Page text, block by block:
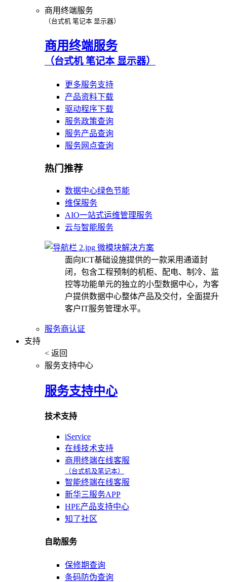
商用终端服务
（台式机 笔记本 显示器）
商用终端服务
（台式机 笔记本 显示器）
更多服务支持
产品资料下载
驱动程序下载
服务政策查询
服务产品查询
服务网点查询
热门推荐
数据中心绿色节能
维保服务
AIO一站式运维管理服务
云与智能服务
微模块解决方案
面向ICT基础设施提供的一款采用通道封
闭，包含工程预制的机柜、配电、制冷、监
控等功能单元的独立的小型数据中心，为客
户提供数据中心整体产品及交付，全面提升
客户IT服务管理水平。
服务商认证
支持
< 返回
服务支持中心
服务支持中心
技术支持
iService
在线技术支持
商用终端在线客服
（台式机及笔记本）
智能终端在线客服
新华三服务APP
HPE产品支持中心
知了社区
自助服务
保修期查询
条码防伪查询